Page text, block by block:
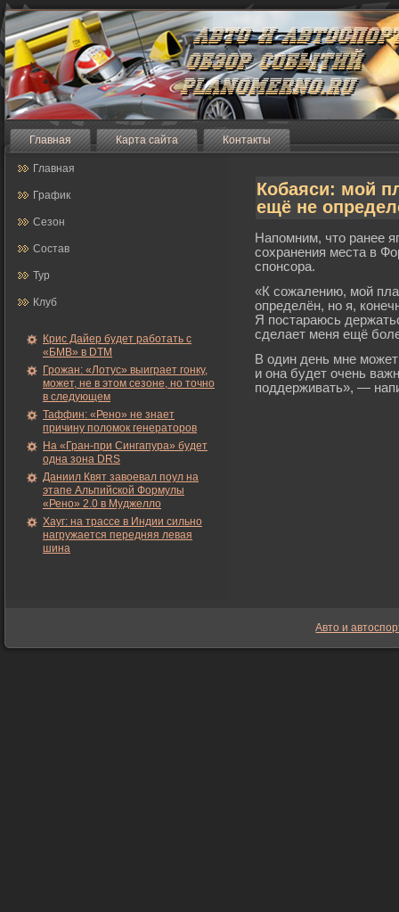
Главная Карта сайта Контакты
Главная
График
Сезон
Состав
Тур
Клуб
Крис Дайер будет работать с
«БМВ» в DTM
Грожан: «Лотус» выиграет гонку,
может, не в этом сезоне, но точно
в следующем
Таффин: «Рено» не знает
причину поломок генераторов
На «Гран-при Сингапура» будет
одна зона DRS
Даниил Квят завоевал поул на
этапе Альпийской Формулы
«Рено» 2.0 в Муджелло
Хауг: на трассе в Индии сильно
нагружается передняя левая
шина
Кобаяси: мой
ещё не
Напомним, что ранее
сохранения места в
спонсора.
«К сожалению, мοй
определён, но я,
Я постараюсь
сделает меня ещё
В один день мне
и она будет очень
поддерживать», —
Авто и